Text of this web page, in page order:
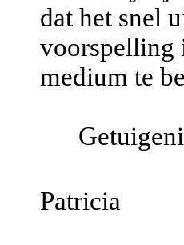
dat het snel
voorspelling
medium te
Patricia